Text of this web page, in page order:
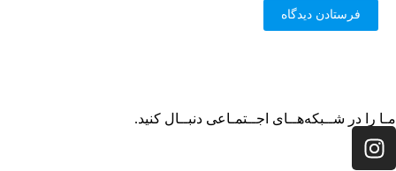
مـا را در شــبکه‌هــای اجــتمـاعی دنبــال کنید.